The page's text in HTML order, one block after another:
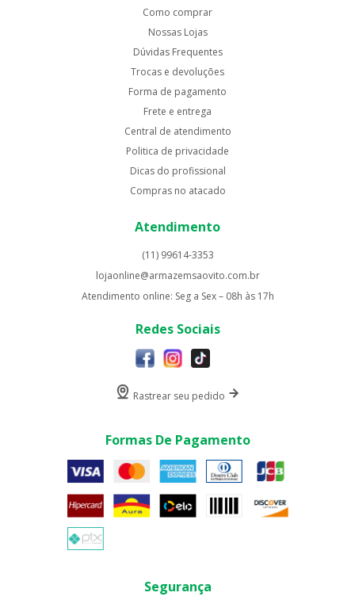
Como comprar
Nossas Lojas
Dúvidas Frequentes
Trocas e devoluções
Forma de pagamento
Frete e entrega
Central de atendimento
Politica de privacidade
Dicas do profissional
Compras no atacado
Atendimento
(11) 99614-3353
lojaonline@armazemsaovito.com.br
Atendimento online: Seg a Sex – 08h às 17h
Redes Sociais
Rastrear seu pedido
Formas De Pagamento
Segurança